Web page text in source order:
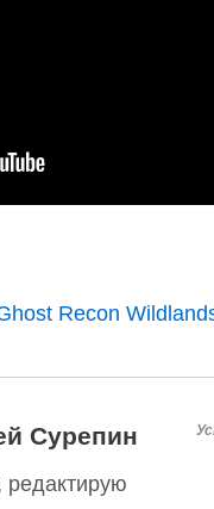
Recon
Сурепин
редактирую